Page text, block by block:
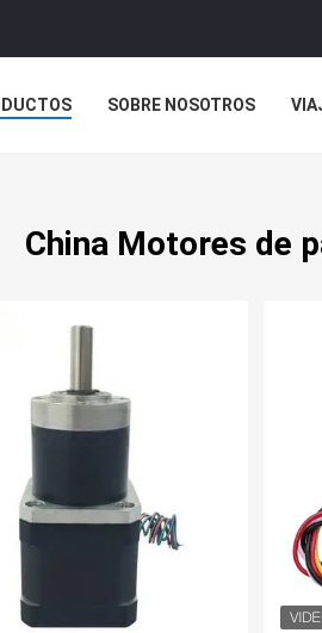
SOBRE NOSOTROS
China Motores de